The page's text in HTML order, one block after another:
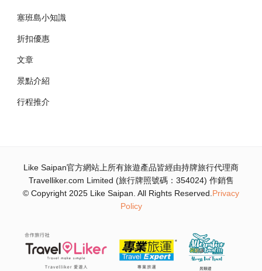
塞班島小知識
折扣優惠
文章
景點介紹
行程推介
Like Saipan官方網站上所有旅遊產品皆經由持牌旅行代理商
Travelliker.com Limited (旅行牌照號碼：354024) 作銷售
© Copyright 2025 Like Saipan. All Rights Reserved. Privacy
Policy